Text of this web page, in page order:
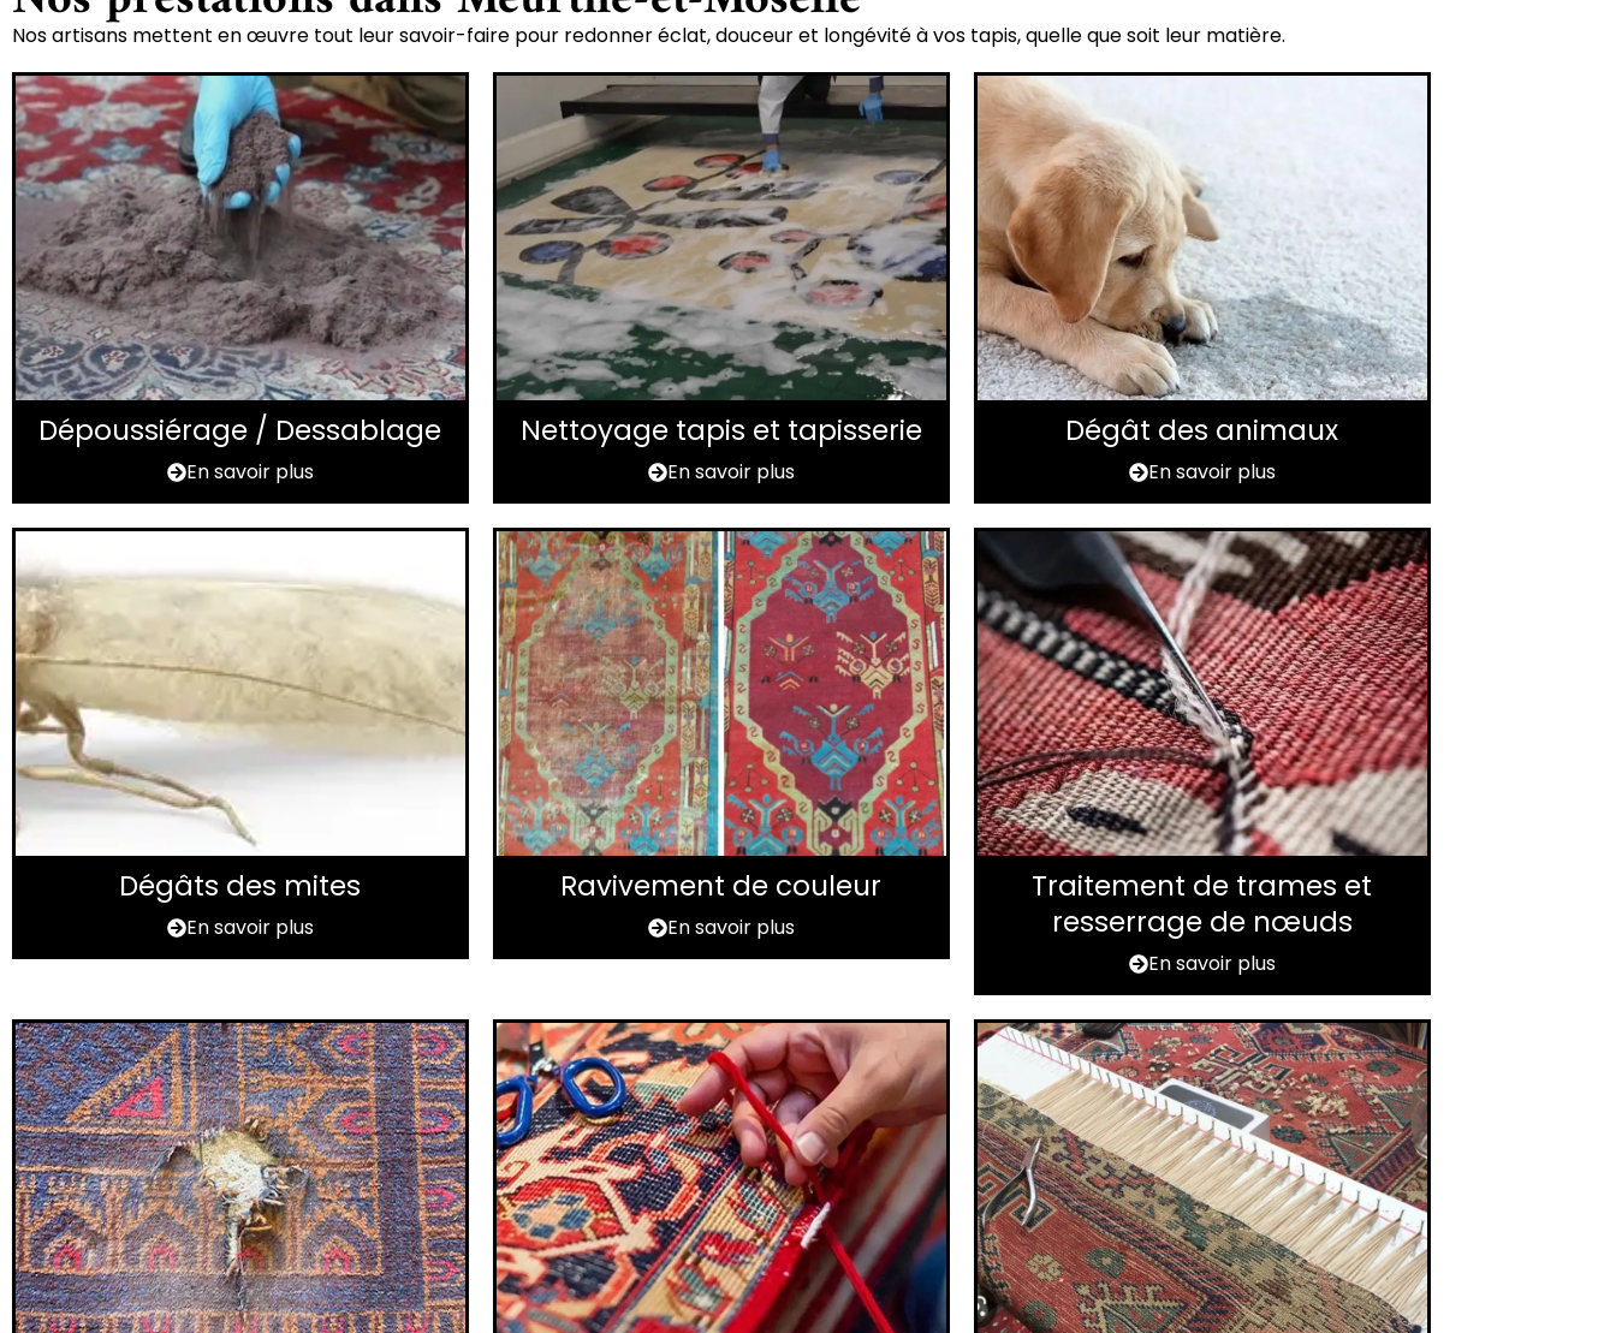
Nos artisans mettent en œuvre tout leur savoir-faire pour redonner éclat, douceur et longévité à vos tapis, quelle que soit leur matière.
Dépoussiérage / Dessablage
En savoir plus
Nettoyage tapis et tapisserie
En savoir plus
Dégât des animaux
En savoir plus
Dégâts des mites
En savoir plus
Ravivement de couleur
En savoir plus
Traitement de trames et
resserrage de nœuds
En savoir plus